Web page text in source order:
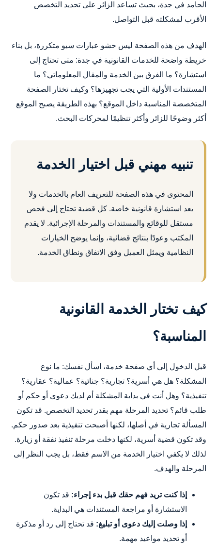
الحامد في جدة، بحيث تساعد الزائر على تحديد التخصص
الأقرب لمشكلته قبل التواصل.
الهدف من هذه الصفحة ليس حشو عبارات سيو متكررة، بل بناء
خريطة واضحة للخدمات القانونية في جدة: متى تحتاج إلى
استشارة؟ ما الفرق بين الخدمة والمقال المعلوماتي؟ ما
المستندات الأولية التي يجب تجهيزها؟ وكيف تختار الصفحة
المتخصصة المناسبة داخل الموقع؟ بهذه الطريقة يصبح الموقع
أكثر وضوحًا للزائر وأكثر تنظيمًا لمحركات البحث.
تنبيه مهني قبل اختيار الخدمة
المحتوى في هذه الصفحة للتعريف العام بالخدمات ولا
يعد استشارة قانونية خاصة. كل قضية تحتاج إلى فحص
مستقل للوقائع والمستندات والمرحلة الإجرائية. لا يقدم
المكتب وعودًا بنتائج قضائية، وإنما يوضح الخيارات
النظامية ويمثل العميل وفق الاتفاق ونطاق الخدمة.
كيف تختار الخدمة القانونية
المناسبة؟
قبل الدخول إلى أي صفحة خدمة، اسأل نفسك: ما نوع
المشكلة؟ هل هي أسرية؟ تجارية؟ جنائية؟ عمالية؟ عقارية؟
تنفيذية؟ وهل أنت في بداية المشكلة أم لديك دعوى أو حكم أو
طلب قائم؟ تحديد المرحلة مهم بقدر تحديد التخصص. قد تكون
المسألة تجارية في أصلها، لكنها أصبحت تنفيذية بعد صدور حكم.
وقد تكون قضية أسرية، لكنها دخلت مرحلة تنفيذ نفقة أو زيارة.
لذلك لا يكفي اختيار الخدمة من الاسم فقط، بل يجب النظر إلى
المرحلة والهدف.
إذا كنت تريد فهم حقك قبل بدء إجراء: قد تكون
الاستشارة أو مراجعة المستندات هي البداية.
إذا وصلت إليك دعوى أو تبليغ: قد تحتاج إلى رد أو مذكرة
أو تحديد مواعيد مهمة.